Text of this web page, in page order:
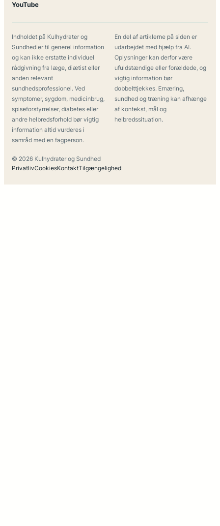
YouTube
Indholdet på Kulhydrater og
Sundhed er til generel information
og kan ikke erstatte individuel
rådgivning fra læge, diætist eller
anden relevant
sundhedsprofessionel. Ved
symptomer, sygdom, medicinbrug,
spiseforstyrrelser, diabetes eller
andre helbredsforhold bør vigtig
information altid vurderes i
samråd med en fagperson.
En del af artiklerne på siden er
udarbejdet med hjælp fra AI.
Oplysninger kan derfor være
ufuldstændige eller forældede, og
vigtig information bør
dobbelttjekkes. Ernæring,
sundhed og træning kan afhænge
af kontekst, mål og
helbredssituation.
© 2026 Kulhydrater og Sundhed
PrivatlivCookiesKontaktTilgængelighed